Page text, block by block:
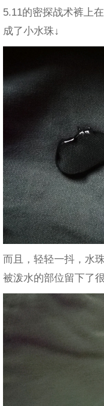
5.11的密探战术裤上
成了小水珠↓
而且，轻轻一抖，水
被泼水的部位留下了